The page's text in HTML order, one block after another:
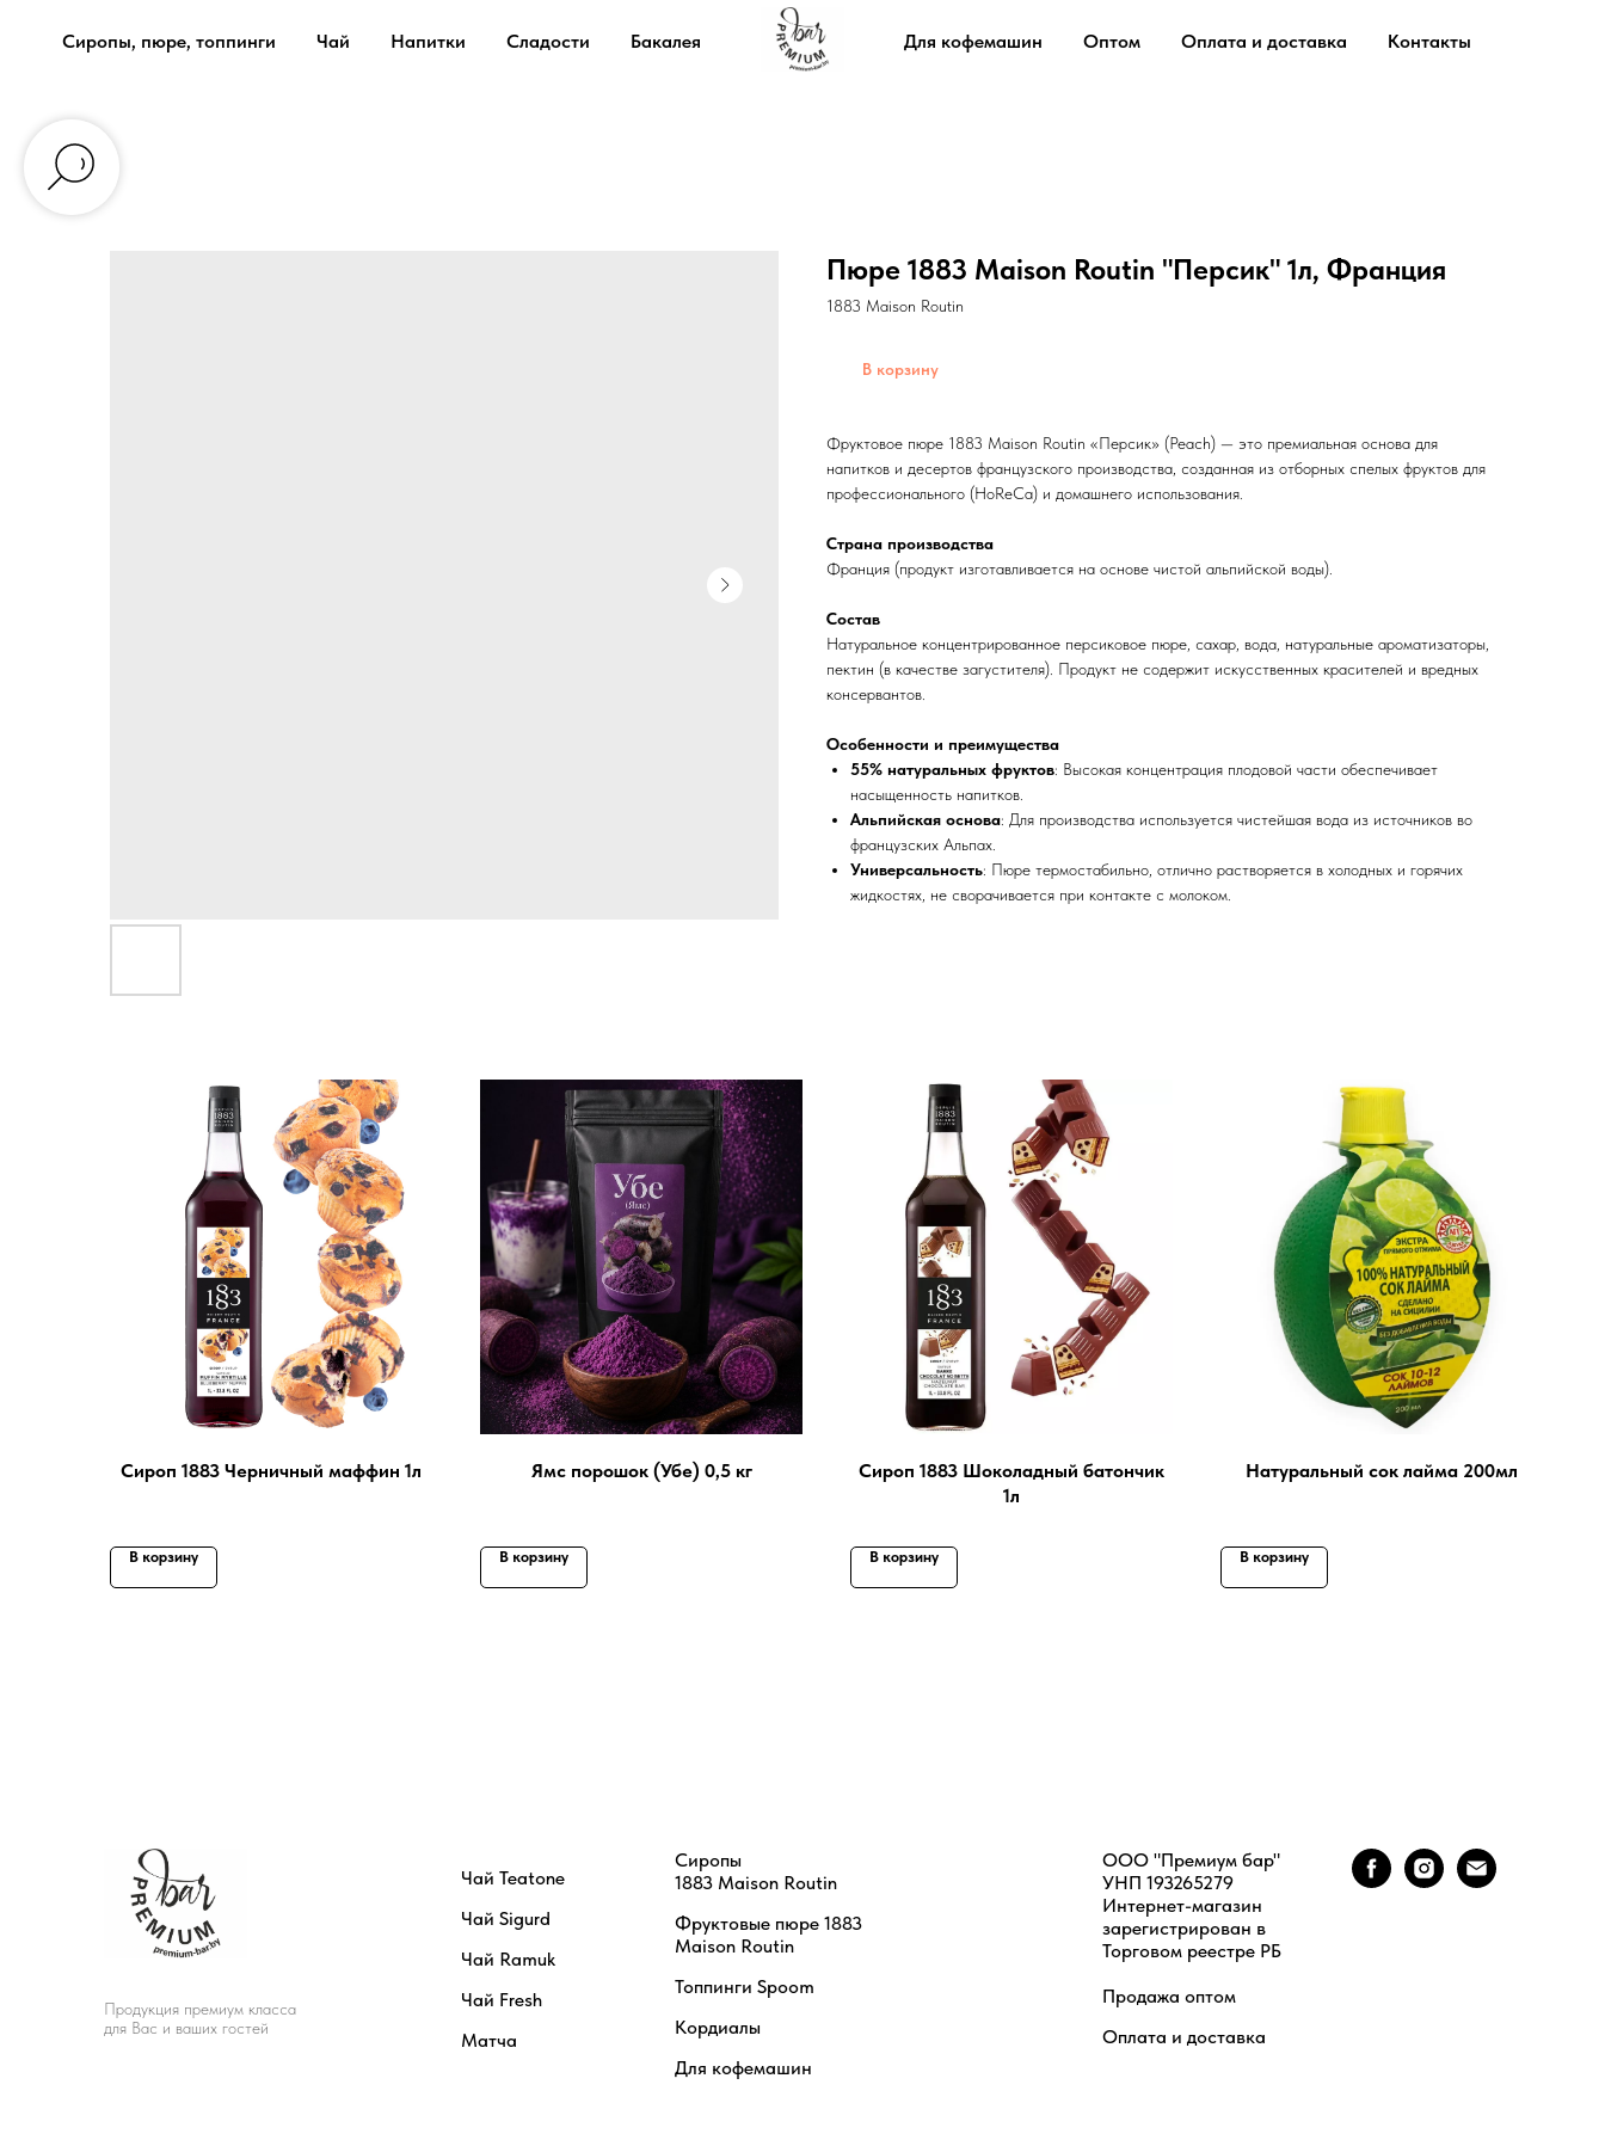
Сиропы, пюре, топпинги Чай Напитки Сладости Бакалея Для кофемашин Оптом Оплата и доставка Контакты
Пюре 1883 Maison Routin "Персик" 1л, Франция
1883 Maison Routin
В корзину
Фруктовое пюре 1883 Maison Routin «Персик» (Peach) — это премиальная основа для
напитков и десертов французского производства, созданная из отборных спелых фруктов для
профессионального (HoReCa) и домашнего использования.
Страна производства
Франция (продукт изготавливается на основе чистой альпийской воды).
Состав
Натуральное концентрированное персиковое пюре, сахар, вода, натуральные ароматизаторы,
пектин (в качестве загустителя). Продукт не содержит искусственных красителей и вредных
консервантов.
Особенности и преимущества
55% натуральных фруктов: Высокая концентрация плодовой части обеспечивает
насыщенность напитков.
Альпийская основа: Для производства используется чистейшая вода из источников во
французских Альпах.
Универсальность: Пюре термостабильно, отлично растворяется в холодных и горячих
жидкостях, не сворачивается при контакте с молоком.
Сироп 1883 Черничный маффин 1л
В корзину
Ямс порошок (Убе) 0,5 кг
В корзину
Сироп 1883 Шоколадный батончик
1л
В корзину
Натуральный сок лайма 200мл
В корзину
Продукция премиум класса
для Вас и ваших гостей
Чай Teatone
Чай Sigurd
Чай Ramuk
Чай Fresh
Матча
Сиропы
1883 Maison Routin
Фруктовые пюре 1883
Maison Routin
Топпинги Spoom
Кордиалы
Для кофемашин
ООО "Премиум бар"
УНП 193265279
Интернет-магазин
зарегистрирован в
Торговом реестре РБ
Продажа оптом
Оплата и доставка